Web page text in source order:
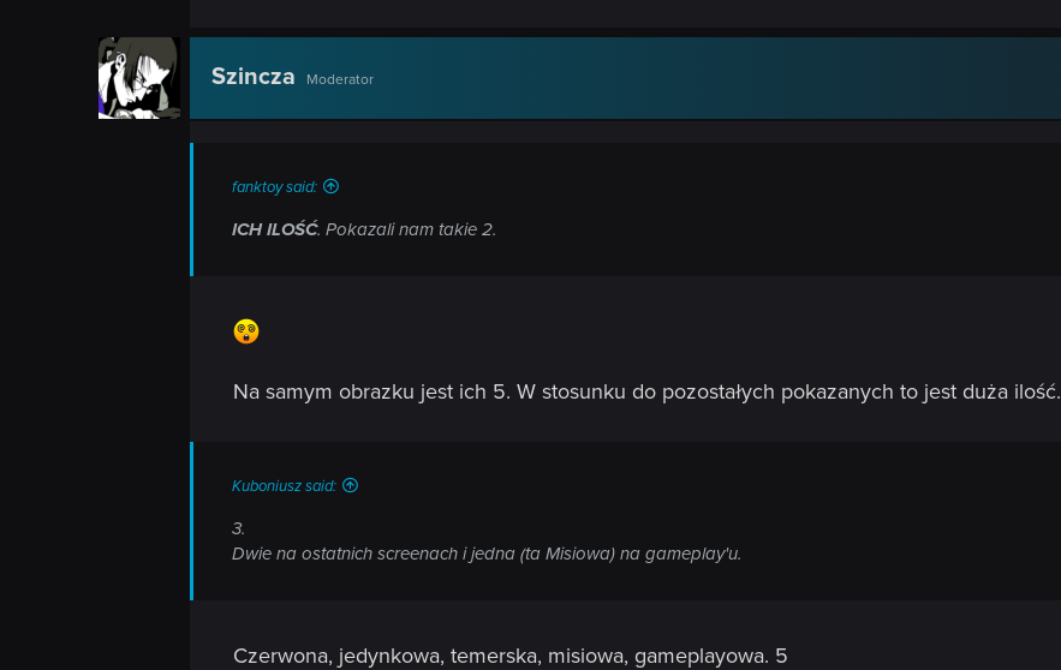
Szincza Moderator
fanktoy said:
ICH ILOŚĆ. Pokazali nam takie 2.
Na samym obrazku jest ich 5. W stosunku do pozostałych pokazanych to jest duża ilość.
Kuboniusz said:
3.
Dwie na ostatnich screenach i jedna (ta Misiowa) na gameplay'u.
Czerwona, jedynkowa, temerska, misiowa, gameplayowa. 5